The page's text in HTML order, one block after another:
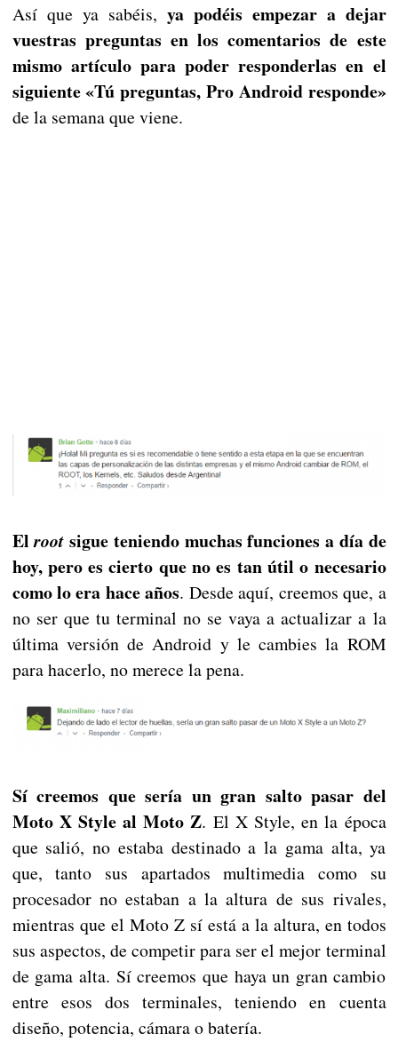
Así que ya sabéis, ya podéis empezar a dejar
vuestras preguntas en los comentarios de este
mismo artículo para poder responderlas en el
siguiente «Tú preguntas, Pro Android responde»
de la semana que viene.
Elroot sigue teniendo muchas funciones a día de
hoy, pero es cierto que no es tan útil o necesario
como lo era hace años. Desde aquí, creemos que, a
no ser que tu terminal no se vaya a actualizar a la
última versión de Android y le cambies la ROM
para hacerlo, no merece la pena.
Sí creemos que sería un gran salto pasar del
Moto X Style al Moto Z. El X Style, en la época
que salió, no estaba destinado a la gama alta, ya
que, tanto sus apartados multimedia como su
procesador no estaban a la altura de sus rivales,
mientras que el Moto Z sí está a la altura, en todos
sus aspectos, de competir para ser el mejor terminal
de gama alta. Sí creemos que haya un gran cambio
entre esos dos terminales, teniendo en cuenta
diseño, potencia, cámara o batería.